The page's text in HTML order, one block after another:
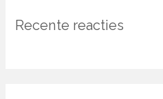
Recente reacties